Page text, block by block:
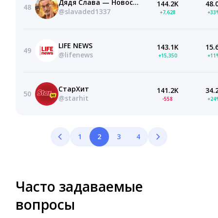
48
Дядя Слава — Новости
@slavaded1337
144.2K
+7,628
49
LIFE NEWS
@lifenews
143.1K
+15,350
50
СтарХит
@starhit
141.2K
-558
1 2 3 4
Часто задаваемые
вопросы